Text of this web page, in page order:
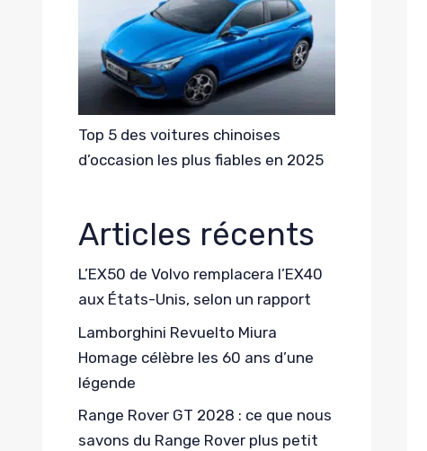
Top 5 des voitures chinoises
d’occasion les plus fiables en 2025
Articles récents
L’EX50 de Volvo remplacera l’EX40
aux États-Unis, selon un rapport
Lamborghini Revuelto Miura
Homage célèbre les 60 ans d’une
légende
Range Rover GT 2028 : ce que nous
savons du Range Rover plus petit